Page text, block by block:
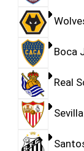
Boca
Real